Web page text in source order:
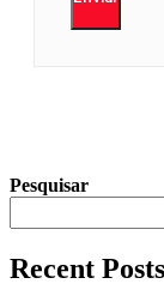
Pesquisar
Recent Posts